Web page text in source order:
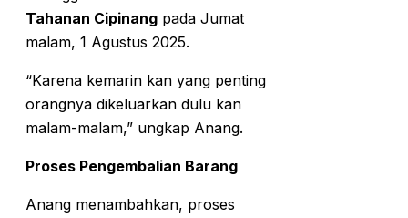
Tahanan Cipinang pada Jumat
malam, 1 Agustus 2025.
“Karena kemarin kan yang penting
orangnya dikeluarkan dulu kan
malam-malam,” ungkap Anang.
Proses Pengembalian Barang
Anang menambahkan, proses